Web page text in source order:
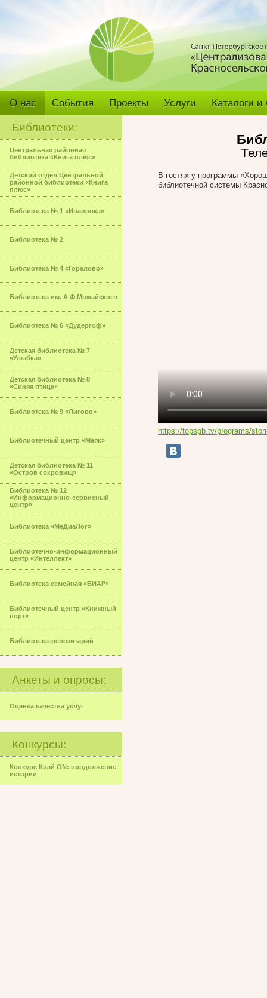
О нас События Проекты Услуги Каталоги
Библиотеки:
Центральная районная
библиотека «Книга плюс»
Детский отдел Центральной
районной библиотеки «Книга
плюс»
Библиотека № 1 «Ивановка»
Библиотека № 2
Библиотека № 4 «Горелово»
Библиотека им. А.Ф.Можайского
Библиотека № 6 «Дудергоф»
Детская библиотека № 7
«Улыбка»
Детская библиотека № 8
«Синяя птица»
Библиотека № 9 «Лигово»
Библиотечный центр «Маяк»
Детская библиотека № 11
«Остров сокровищ»
Библиотека № 12
«Информационно-сервисный
центр»
Библиотека «МеДиаЛог»
Библиотечно-информационный
центр «Интеллект»
Библиотека семейная «БИАР»
Библиотечный центр «Книжный
порт»
Библиотека-репозитарий
Анкеты и опросы:
Оценка качества услуг
Конкурсы:
Конкурс Край ON: продолжение
истории
В гостях у программы
библиотечной системы
https://topspb.tv/programs/